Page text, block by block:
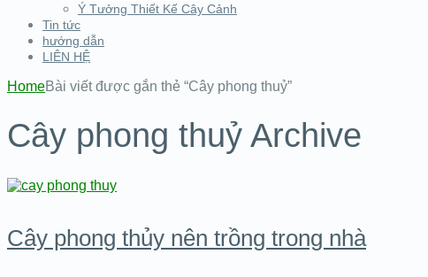
Ý Tưởng Thiết Kế Cây Cảnh
Tin tức
hướng dẫn
LIÊN HỆ
HomeBài viết được gắn thẻ “Cây phong thuỷ”
Cây phong thuỷ Archive
Cây phong thủy nên trồng trong nhà